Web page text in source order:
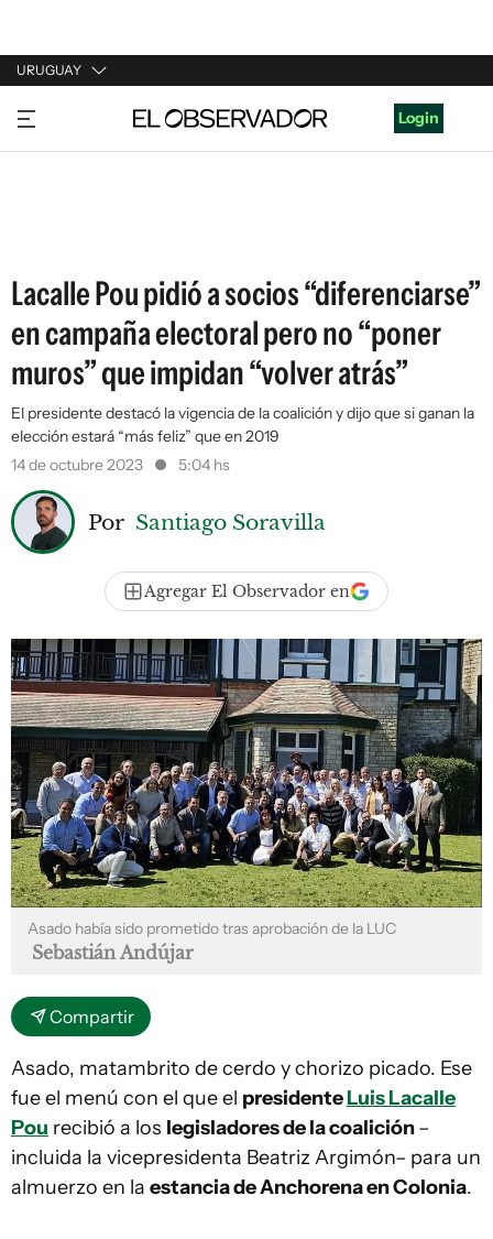
URUGUAY
URUGUAY
ARGENTINA
Login
Lacalle Pou pidió a socios “diferenciarse”
en campaña electoral pero no “poner
muros” que impidan “volver atrás”
El presidente destacó la vigencia de la coalición y dijo que si ganan la
elección estará “más feliz” que en 2019
14 de octubre 2023
5:04 hs
Por Santiago Soravilla
Agregar El Observador en
Asado había sido prometido tras aprobación de la LUC
Sebastián Andújar
Compartir
Asado, matambrito de cerdo y chorizo picado. Ese
fue el menú con el que el presidenteLuis Lacalle
Pou recibió a los legisladores de la coalición–
incluida la vicepresidenta Beatriz Argimón– para un
almuerzo en la estancia de Anchorena en Colonia.